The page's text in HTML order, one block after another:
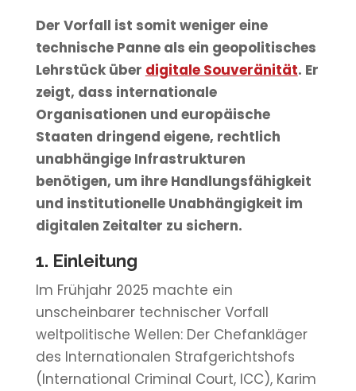
Der Vorfall ist somit weniger eine
technische Panne als ein geopolitisches
Lehrstück über digitale Souveränität. Er
zeigt, dass internationale
Organisationen und europäische
Staaten dringend eigene, rechtlich
unabhängige Infrastrukturen
benötigen, um ihre Handlungsfähigkeit
und institutionelle Unabhängigkeit im
digitalen Zeitalter zu sichern.
1. Einleitung
Im Frühjahr 2025 machte ein
unscheinbarer technischer Vorfall
weltpolitische Wellen: Der Chefankläger
des Internationalen Strafgerichtshofs
(International Criminal Court, ICC), Karim